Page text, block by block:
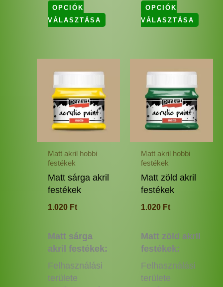
OPCIÓK
VÁLASZTÁSA
OPCIÓK
VÁLASZTÁSA
Matt akril hobbi
festékek
Matt sárga akril
festékek
1.020 Ft
Matt sárga
akril festékek:
Felhasználási
területe
terméknek
több
van.
változatok
termékoldalon
választhatók
Matt akril hobbi
festékek
Matt zöld akril
festékek
1.020 Ft
Matt zöld akril
festékek:
Felhasználási
területe
van.